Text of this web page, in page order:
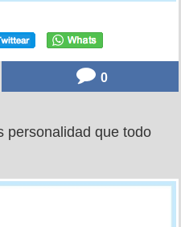
0
personalidad que todo